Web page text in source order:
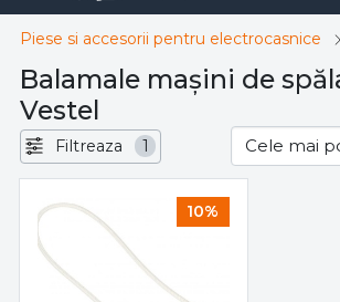
Piese si accesorii pentru electrocasnice
Balamale mașini de
Vestel
Filtreaza 1
10%